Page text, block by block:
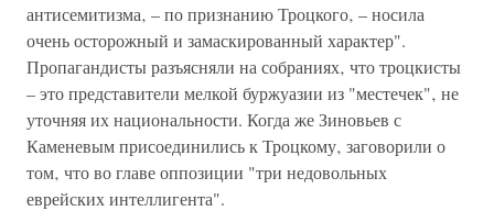
антисемитизма‚ – по признанию Троцкого‚ – носила
очень осторожный и замаскированный характер".
Пропагандисты разъясняли на собраниях‚ что троцкисты
– это представители мелкой буржуазии из "местечек"‚ не
уточняя их национальности. Когда же Зиновьев с
Каменевым присоединились к Троцкому‚ заговорили о
том‚ что во главе оппозиции "три недовольных
еврейских интеллигента".